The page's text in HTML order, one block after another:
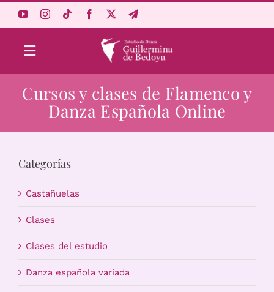
Toggle
Navigation
Aprende Online
Estudio
Carrito
Cursos y clases de Flamenco y
Danza Española Online
Categorías
Castañuelas
Clases
Clases del estudio
Danza española variada